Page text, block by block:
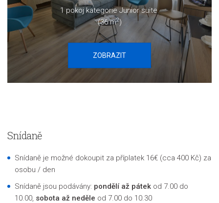
1 pokoj kategorie Junior suite
(36 m2)
ZOBRAZIT
Snídaně
Snídaně je možné dokoupit za příplatek 16€ (cca 400 Kč) za
osobu / den
Snídaně jsou podávány: pondělí až pátek od 7.00 do
10.00, sobota až neděle od 7.00 do 10.30